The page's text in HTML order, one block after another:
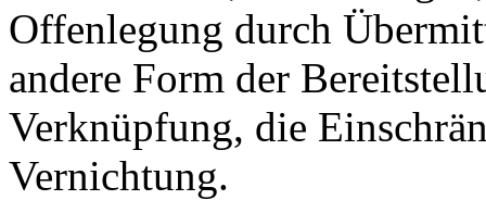
Offenlegung durch
andere Form der
Verknüpfung, die
Vernichtung.